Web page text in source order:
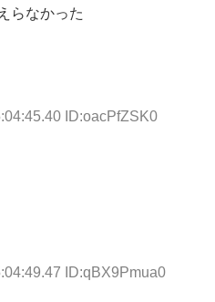
らなかった
ID:oacPfZSK0
ID:qBX9Pmua0